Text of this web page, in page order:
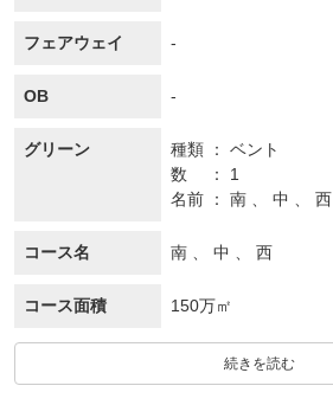
フェアウェイ -
OB -
グリーン 種類
ベント
数
1
名前
南 、 中 、 西
コース名 南 、 中 、 西
コース面積 150万㎡
続きを読む